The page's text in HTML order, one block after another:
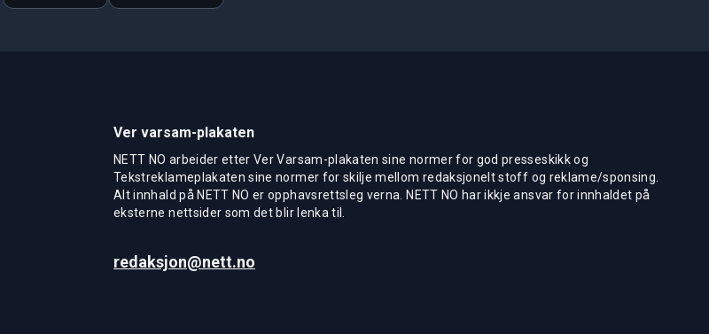
Ver varsam-plakaten
NETT NO arbeider etter Ver Varsam-plakaten sine normer for god presseskikk og
Tekstreklameplakaten sine normer for skilje mellom redaksjonelt stoff og reklame/sponsing.
Alt innhald på NETT NO er opphavsrettsleg verna. NETT NO har ikkje ansvar for innhaldet på
eksterne nettsider som det blir lenka til.
redaksjon@nett.no